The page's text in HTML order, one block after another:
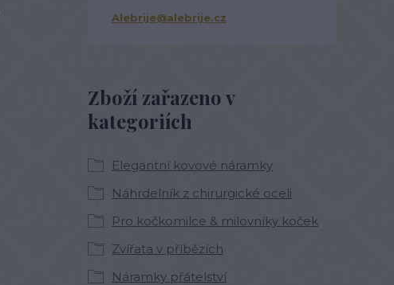
Zboží zařazeno v
kategoriích
Elegantní kovové náramky
Náhrdelník z chirurgické oceli
Pro kočkomilce & milovníky koček
Zvířata v příbězích
Náramky přátelství
Alebrije@alebrije.cz